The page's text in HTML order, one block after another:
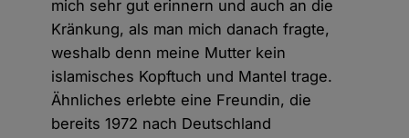
mich sehr gut erinnern und auch an die
Kränkung, als man mich danach fragte,
weshalb denn meine Mutter kein
islamisches Kopftuch und Mantel trage.
Ähnliches erlebte eine Freundin, die
bereits 1972 nach Deutschland